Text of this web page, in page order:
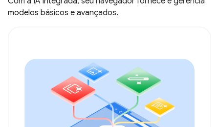
modelos básicos e avançados.